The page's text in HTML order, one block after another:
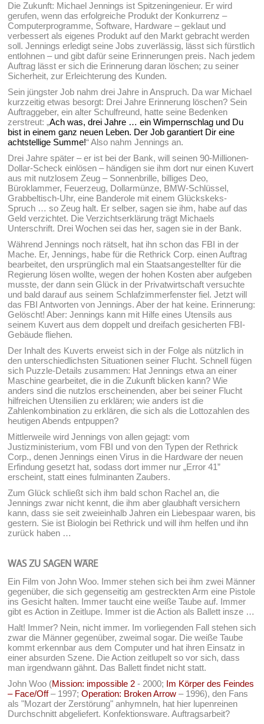
Die Zukunft: Michael Jennings ist Spitzeningenieur. Er wird
gerufen, wenn das erfolgreiche Produkt der Konkurrenz –
Computerprogramme, Software, Hardware – geklaut und
verbessert als eigenes Produkt auf den Markt gebracht werden
soll. Jennings erledigt seine Jobs zuverlässig, lässt sich fürstlich
entlohnen – und gibt dafür seine Erinnerungen preis. Nach jedem
Auftrag lässt er sich die Erinnerung daran löschen; zu seiner
Sicherheit, zur Erleichterung des Kunden.
Sein jüngster Job nahm drei Jahre in Anspruch. Da war Michael
kurzzeitig etwas besorgt: Drei Jahre Erinnerung löschen? Sein
Auftraggeber, ein alter Schulfreund, hatte seine Bedenken
zerstreut: „Ach was, drei Jahre … ein Wimpernschlag und Du
bist in einem ganz neuen Leben. Der Job garantiert Dir eine
achtstellige Summe!“ Also nahm Jennings an.
Drei Jahre später – er ist bei der Bank, will seinen 90-Millionen-
Dollar-Scheck einlösen – händigen sie ihm dort nur einen Kuvert
aus mit nutzlosem Zeug – Sonnenbrille, billiges Deo,
Büroklammer, Feuerzeug, Dollarmünze, BMW-Schlüssel,
Grabbeltisch-Uhr, eine Banderole mit einem Glückskeks-
Spruch … so Zeug halt. Er selber, sagen sie ihm, habe auf das
Geld verzichtet. Die Verzichtserklärung trägt Michaels
Unterschrift. Drei Wochen sei das her, sagen sie in der Bank.
Während Jennings noch rätselt, hat ihn schon das FBI in der
Mache. Er, Jennings, habe für die Rethrick Corp. einen Auftrag
bearbeitet, den ursprünglich mal ein Staatsangestellter für die
Regierung lösen wollte, wegen der hohen Kosten aber aufgeben
musste, der dann sein Glück in der Privatwirtschaft versuchte
und bald darauf aus seinem Schlafzimmerfenster fiel. Jetzt will
das FBI Antworten von Jennings. Aber der hat keine. Erinnerung:
Gelöscht! Aber: Jennings kann mit Hilfe eines Utensils aus
seinem Kuvert aus dem doppelt und dreifach gesicherten FBI-
Gebäude fliehen.
Der Inhalt des Kuverts erweist sich in der Folge als nützlich in
den unterschiedlichsten Situationen seiner Flucht. Schnell fügen
sich Puzzle-Details zusammen: Hat Jennings etwa an einer
Maschine gearbeitet, die in die Zukunft blicken kann? Wie
anders sind die nutzlos erscheinenden, aber bei seiner Flucht
hilfreichen Utensilien zu erklären; wie anders ist die
Zahlenkombination zu erklären, die sich als die Lottozahlen des
heutigen Abends entpuppen?
Mittlerweile wird Jennings von allen gejagt: vom
Justizministerium, vom FBI und von den Typen der Rethrick
Corp., denen Jennings einen Virus in die Hardware der neuen
Erfindung gesetzt hat, sodass dort immer nur „Error 41”
erscheint, statt eines fulminanten Zaubers.
Zum Glück schließt sich ihm bald schon Rachel an, die
Jennings zwar nicht kennt, die ihm aber glaubhaft versichern
kann, dass sie seit zweieinhalb Jahren ein Liebespaar waren, bis
gestern. Sie ist Biologin bei Rethrick und will ihm helfen und ihn
zurück haben …
WAS ZU SAGEN WÄRE
Ein Film von John Woo. Immer stehen sich bei ihm zwei Männer
gegenüber, die sich gegenseitig am gestreckten Arm eine Pistole
ins Gesicht halten. Immer taucht eine weiße Taube auf. Immer
gibt es Action in Zeitlupe. Immer ist die Action als Ballett insze …
Halt! Immer? Nein, nicht immer. Im vorliegenden Fall stehen sich
zwar die Männer gegenüber, zweimal sogar. Die weiße Taube
kommt erkennbar aus dem Computer und hat ihren Einsatz in
einer absurden Szene. Die Action zeitlupelt so vor sich, dass
man irgendwann gähnt. Das Ballett findet nicht statt.
John Woo (Mission: impossible 2 - 2000; Im Körper des Feindes
– Face/Off– 1997;Operation: Broken Arrow – 1996), den Fans
als "Mozart der Zerstörung" anhymneln, hat hier lupenreinen
Durchschnitt abgeliefert. Konfektionsware. Auftragsarbeit?